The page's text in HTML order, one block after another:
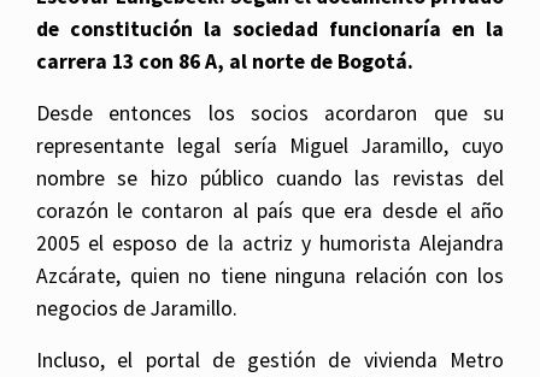
de constitución la sociedad funcionaría en la
carrera 13 con 86 A, al norte de Bogotá.
Desde entonces los socios acordaron que su
representante legal sería Miguel Jaramillo, cuyo
nombre se hizo público cuando las revistas del
corazón le contaron al país que era desde el año
2005 el esposo de la actriz y humorista Alejandra
Azcárate, quien no tiene ninguna relación con los
negocios de Jaramillo.
Incluso, el portal de gestión de vivienda Metro